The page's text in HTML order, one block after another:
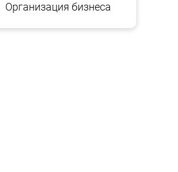
Организация бизнеса